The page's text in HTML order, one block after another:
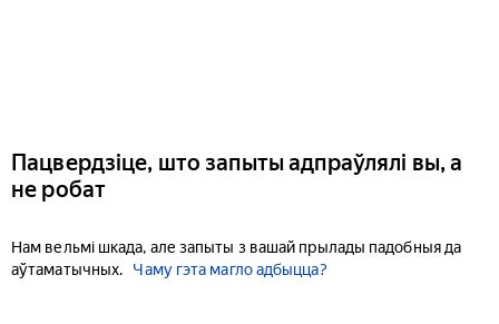
Пацвердзіце, што запыты адпраўлялі вы, а
не робат
Нам вельмі шкада, але запыты з вашай прылады падобныя да
аўтаматычных.
Чаму гэта магло адбыцца?